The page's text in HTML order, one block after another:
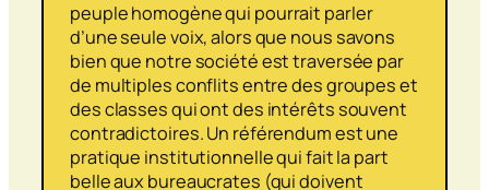
peuple homogène qui pourrait parler
d’une seule voix, alors que nous savons
bien que notre société est traversée par
de multiples conflits entre des groupes et
des classes qui ont des intérêts souvent
contradictoires. Un référendum est une
pratique institutionnelle qui fait la part
belle aux bureaucrates (qui doivent